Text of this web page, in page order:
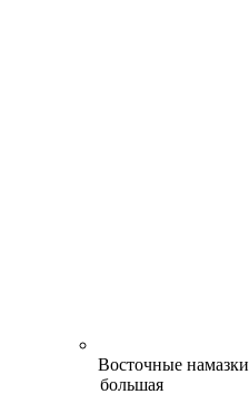
Восточные намазки